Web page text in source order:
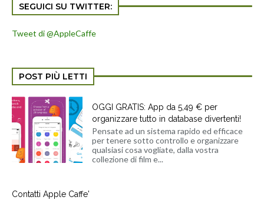
SEGUICI SU TWITTER:
Tweet di @AppleCaffe
POST PIÙ LETTI
OGGI GRATIS: App da 5,49 € per
organizzare tutto in database divertenti!
Pensate ad un sistema rapido ed efficace
per tenere sotto controllo e organizzare
qualsiasi cosa vogliate, dalla vostra
collezione di film e...
Contatti Apple Caffe'